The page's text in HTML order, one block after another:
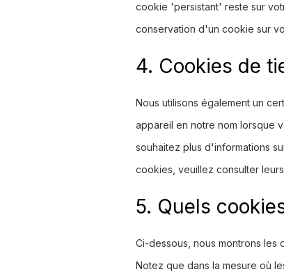
cookie 'persistant' reste sur
conservation d'un cookie sur
4. Cookies de
Nous utilisons également un
appareil en notre nom lorsque
souhaitez plus d'informations
cookies, veuillez consulter
5. Quels
Ci-dessous, nous montrons les
Notez que dans la mesure où